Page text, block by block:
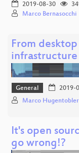
2019-08-30
Marco Bernasocchi
From
General 2019-
Marco Hugentobler
It's open
go wrong!?